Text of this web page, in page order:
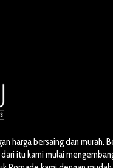
harga bersaing dan murah.
itu kami mulai